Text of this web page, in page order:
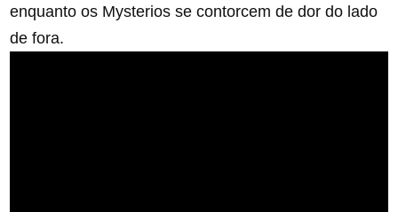
enquanto os Mysterios se contorcem de dor do lado
de fora.